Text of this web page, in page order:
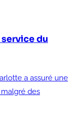
du
a assuré une
des